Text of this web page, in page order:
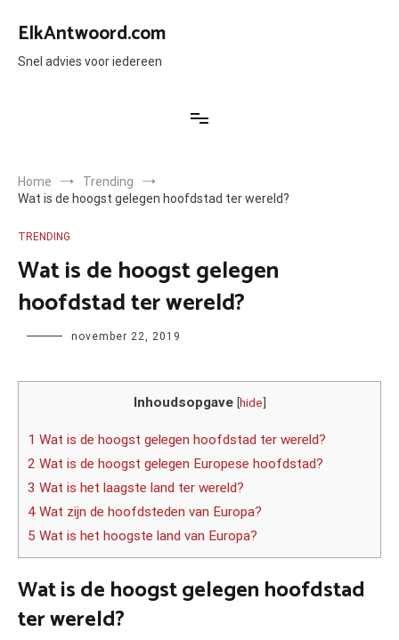
naar
inhoud
ElkAntwoord.com
Snel advies voor iedereen
Home
Trending
Wat is de hoogst gelegen hoofdstad ter wereld?
TRENDING
Wat is de hoogst gelegen
hoofdstad ter wereld?
Author november 22, 2019
Inhoudsopgave [hide]
1 Wat is de hoogst gelegen hoofdstad ter wereld?
2 Wat is de hoogst gelegen Europese hoofdstad?
3 Wat is het laagste land ter wereld?
4 Wat zijn de hoofdsteden van Europa?
5 Wat is het hoogste land van Europa?
Wat is de hoogst gelegen hoofdstad
ter wereld?